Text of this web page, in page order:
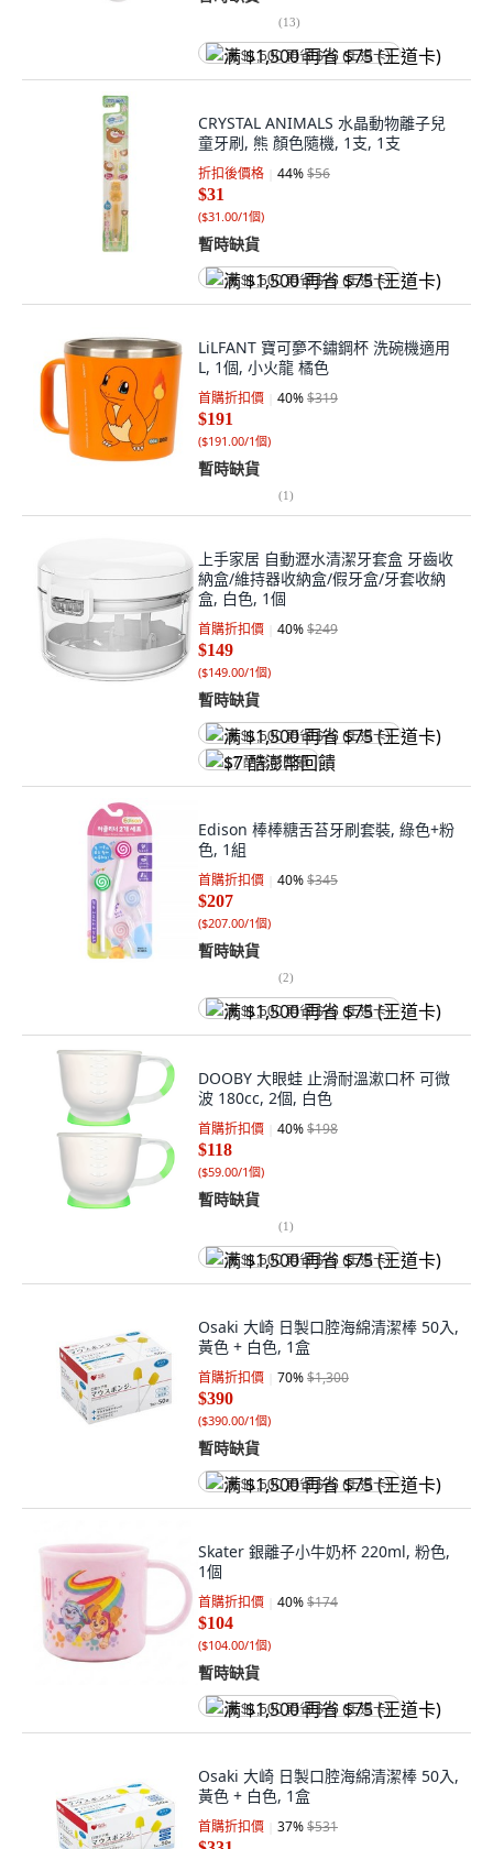
(13)
满 $1,500 再省 $75 (王道卡)
CRYSTAL ANIMALS 水晶動物離子兒
童牙刷, 熊 顏色隨機, 1支, 1支
折扣後價格 44%$56
$31
($31.00/1個)
暫時缺貨
满 $1,500 再省 $75 (王道卡)
LiLFANT 寶可夣不鏽鋼杯 洗碗機適用
L, 1個, 小火龍 橘色
首購折扣價 40%$319
$191
($191.00/1個)
暫時缺貨
(1)
上手家居 自動瀝水清潔牙套盒 牙齒收
納盒/維持器收納盒/假牙盒/牙套收納
盒, 白色, 1個
首購折扣價 40%$249
$149
($149.00/1個)
暫時缺貨
满 $1,500 再省 $75 (王道卡)
$7 酷澎幣回饋
Edison 棒棒糖舌苔牙刷套裝, 綠色+粉
色, 1組
首購折扣價 40%$345
$207
($207.00/1個)
暫時缺貨
(2)
满 $1,500 再省 $75 (王道卡)
DOOBY 大眼蛙 止滑耐溫漱口杯 可微
波 180cc, 2個, 白色
首購折扣價 40%$198
$118
($59.00/1個)
暫時缺貨
(1)
满 $1,500 再省 $75 (王道卡)
Osaki 大崎 日製口腔海綿清潔棒 50入,
黃色 + 白色, 1盒
首購折扣價 70%$1,300
$390
($390.00/1個)
暫時缺貨
满 $1,500 再省 $75 (王道卡)
Skater 銀離子小牛奶杯 220ml, 粉色,
1個
首購折扣價 40%$174
$104
($104.00/1個)
暫時缺貨
满 $1,500 再省 $75 (王道卡)
Osaki 大崎 日製口腔海綿清潔棒 50入,
黃色 + 白色, 1盒
首購折扣價 37%$531